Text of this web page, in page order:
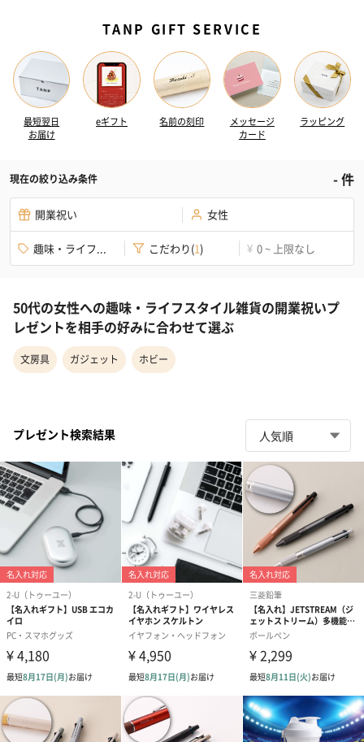
TANP GIFT SERVICE
最短翌日
お届け
eギフト 名前の刻印
メッセージ
カード
ラッピング
現在の絞り込み条件 -件
開業祝い 女性
趣味・ライフ... こだわり(1) ¥ 0 ~ 上限なし
50代の女性への趣味・ライフスタイル雑貨の開業祝いプ
レゼントを相手の好みに合わせて選ぶ
文房具 ガジェット ホビー
プレゼント検索結果